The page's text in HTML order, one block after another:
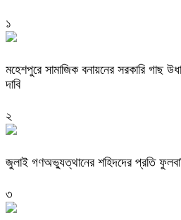
১
মহেশপুরে সামাজিক বনায়নের সরকারি
দাবি
২
জুলাই গণঅভ্যুত্থানের শহিদদের প্রতি
৩